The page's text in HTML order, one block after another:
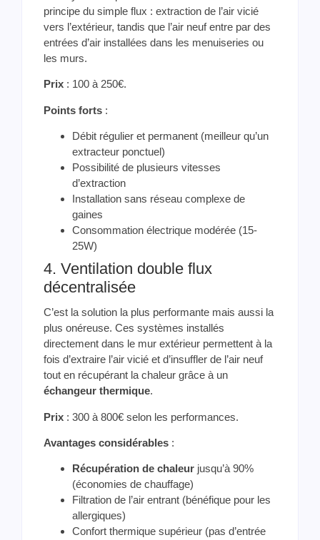
principe du simple flux : extraction de l’air vicié
vers l’extérieur, tandis que l’air neuf entre par des
entrées d’air installées dans les menuiseries ou
les murs.
Prix : 100 à 250€.
Points forts :
Débit régulier et permanent (meilleur qu’un
extracteur ponctuel)
Possibilité de plusieurs vitesses
d’extraction
Installation sans réseau complexe de
gaines
Consommation électrique modérée (15-
25W)
4. Ventilation double flux
décentralisée
C’est la solution la plus performante mais aussi la
plus onéreuse. Ces systèmes installés
directement dans le mur extérieur permettent à la
fois d’extraire l’air vicié et d’insuffler de l’air neuf
tout en récupérant la chaleur grâce à un
échangeur thermique.
Prix : 300 à 800€ selon les performances.
Avantages considérables :
Récupération de chaleur jusqu’à 90%
(économies de chauffage)
Filtration de l’air entrant (bénéfique pour les
allergiques)
Confort thermique supérieur (pas d’entrée